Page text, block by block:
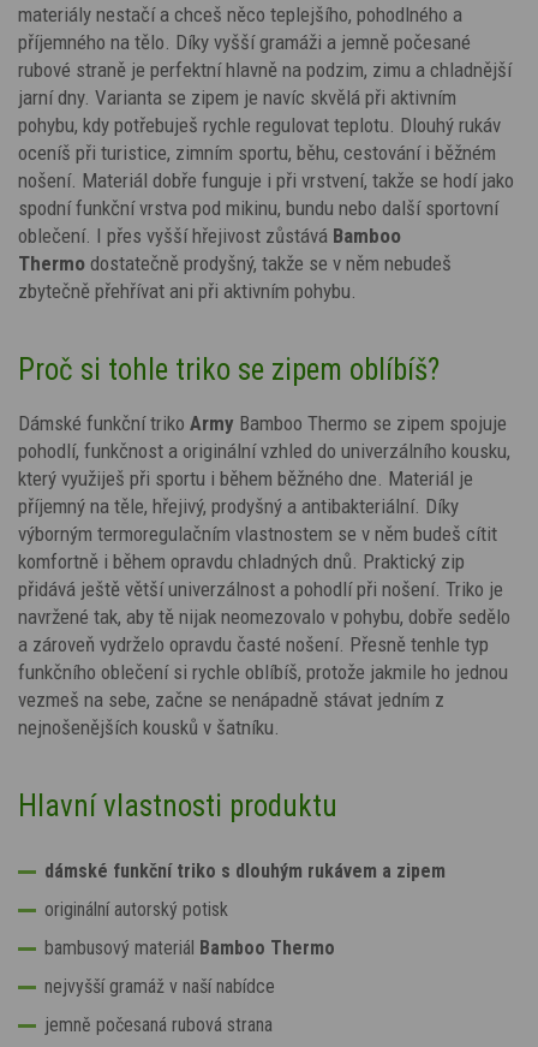
materiály nestačí a chceš něco teplejšího, pohodlného a
příjemného na tělo. Díky vyšší gramáži a jemně počesané
rubové straně je perfektní hlavně na podzim, zimu a chladnější
jarní dny. Varianta se zipem je navíc skvělá při aktivním
pohybu, kdy potřebuješ rychle regulovat teplotu. Dlouhý rukáv
oceníš při turistice, zimním sportu, běhu, cestování i běžném
nošení. Materiál dobře funguje i při vrstvení, takže se hodí jako
spodní funkční vrstva pod mikinu, bundu nebo další sportovní
oblečení. I přes vyšší hřejivost zůstává Bamboo
Thermo dostatečně prodyšný, takže se v něm nebudeš
zbytečně přehřívat ani při aktivním pohybu.
Proč si tohle triko se zipem oblíbíš?
Dámské funkční triko Army Bamboo Thermo se zipem spojuje
pohodlí, funkčnost a originální vzhled do univerzálního kousku,
který využiješ při sportu i během běžného dne. Materiál je
příjemný na těle, hřejivý, prodyšný a antibakteriální. Díky
výborným termoregulačním vlastnostem se v něm budeš cítit
komfortně i během opravdu chladných dnů. Praktický zip
přidává ještě větší univerzálnost a pohodlí při nošení. Triko je
navržené tak, aby tě nijak neomezovalo v pohybu, dobře sedělo
a zároveň vydrželo opravdu časté nošení. Přesně tenhle typ
funkčního oblečení si rychle oblíbíš, protože jakmile ho jednou
vezmeš na sebe, začne se nenápadně stávat jedním z
nejnošenějších kousků v šatníku.
Hlavní vlastnosti produktu
dámské funkční triko s dlouhým rukávem a zipem
originální autorský potisk
bambusový materiál Bamboo Thermo
nejvyšší gramáž v naší nabídce
jemně počesaná rubová strana